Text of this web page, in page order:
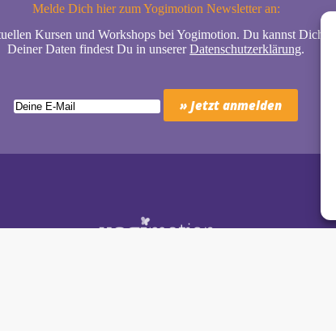
Melde Dich hier zum Yogimotion Newsletter an:
Kursen und Workshops bei Yogimotion. Du kannst Dich
Deiner Daten findest Du in unsererDatenschutzerklärung.